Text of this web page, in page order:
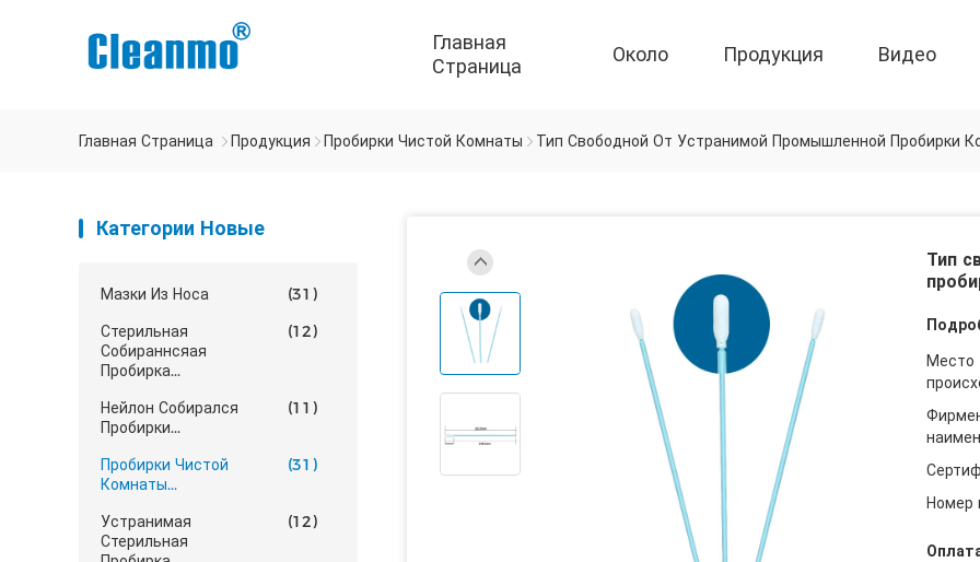
Главная
Страница
Около Продукция Видео
Главная Страница Продукция Пробирки Чистой Комнаты Тип Свободной От Устранимой Промышленной Пробирки
Категории Новые
Мазки Из Носа
(31)
Стерильная
Собираннсяая
Пробирка...
(12)
Нейлон Собирался
Пробирки...
(11)
Пробирки Чистой
Комнаты...
(31)
Устранимая
Стерильная
(12)
Тип
Место
Номер